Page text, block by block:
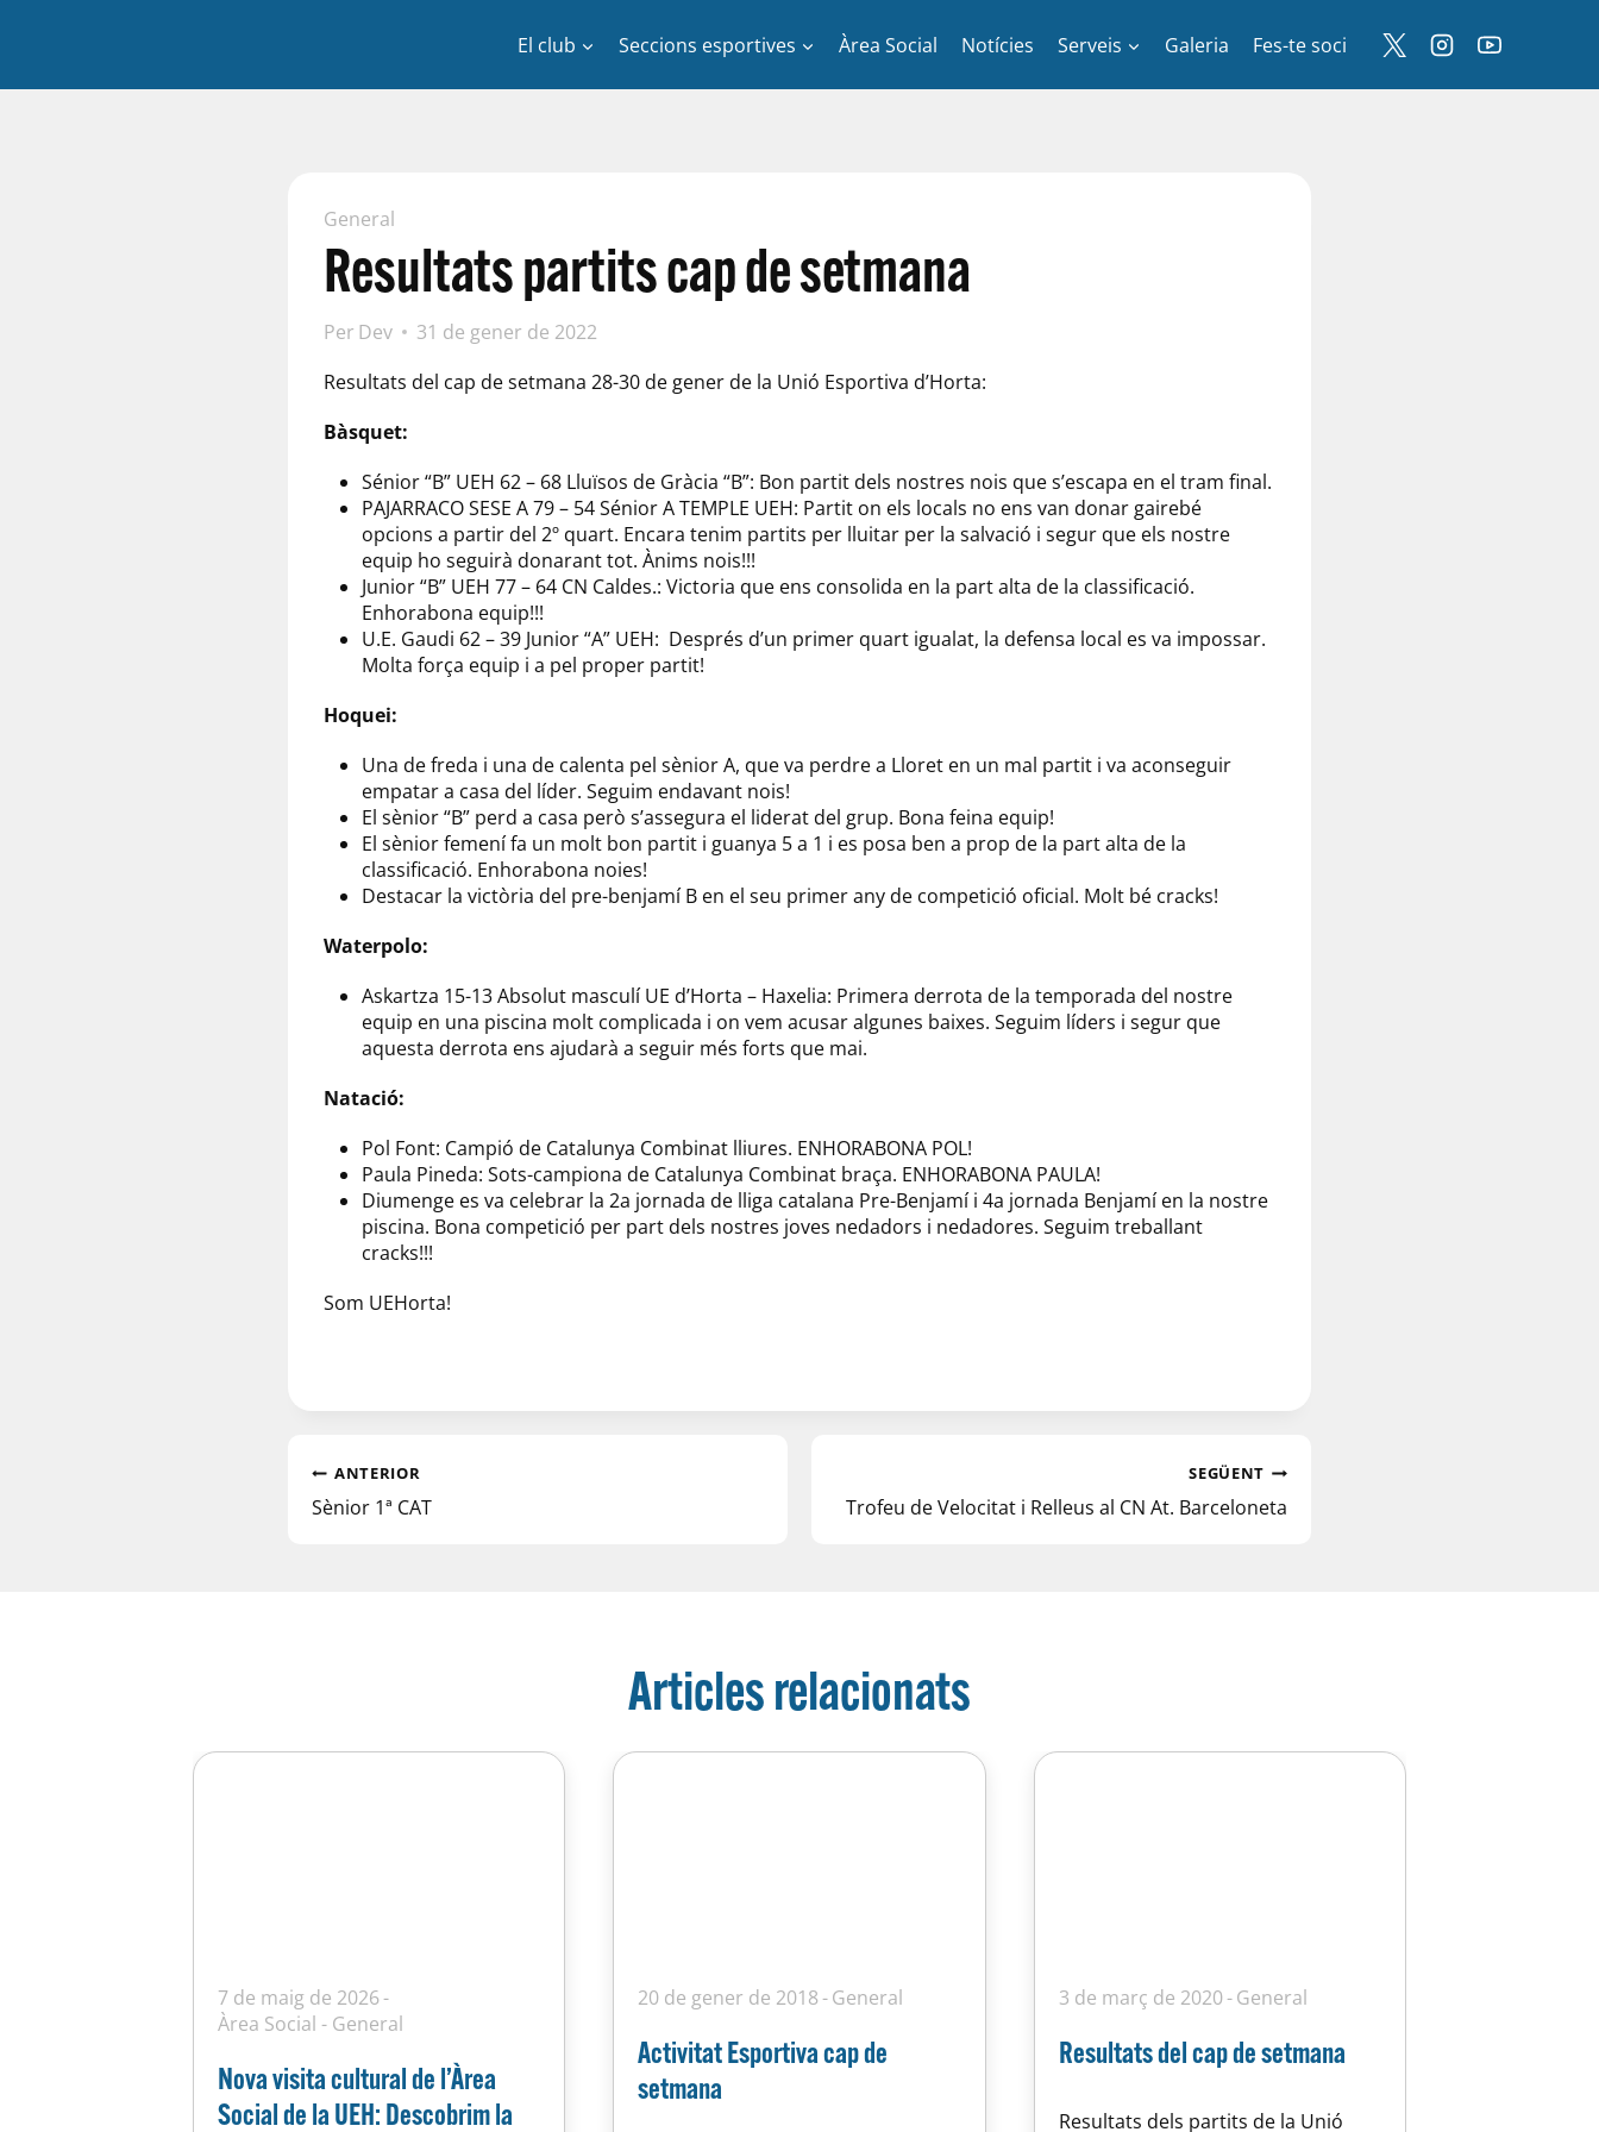
El club Seccions esportives Àrea Social Notícies Serveis Galeria Fes-te soci
General
Resultats partits cap de setmana
Per Dev
31 de gener de 2022
Resultats del cap de setmana 28-30 de gener de la Unió Esportiva d’Horta:
Bàsquet:
Sénior “B” UEH 62 – 68 Lluïsos de Gràcia “B”: Bon partit dels nostres nois que s’escapa en el tram final.
PAJARRACO SESE A 79 – 54 Sénior A TEMPLE UEH: Partit on els locals no ens van donar gairebé
opcions a partir del 2º quart. Encara tenim partits per lluitar per la salvació i segur que els nostre
equip ho seguirà donarant tot. Ànims nois!!!
Junior “B” UEH 77 – 64 CN Caldes.: Victoria que ens consolida en la part alta de la classificació.
Enhorabona equip!!!
U.E. Gaudi 62 – 39 Junior “A” UEH: Després d’un primer quart igualat, la defensa local es va impossar.
Molta força equip i a pel proper partit!
Hoquei:
Una de freda i una de calenta pel sènior A, que va perdre a Lloret en un mal partit i va aconseguir
empatar a casa del líder. Seguim endavant nois!
El sènior “B” perd a casa però s’assegura el liderat del grup. Bona feina equip!
El sènior femení fa un molt bon partit i guanya 5 a 1 i es posa ben a prop de la part alta de la
classificació. Enhorabona noies!
Destacar la victòria del pre-benjamí B en el seu primer any de competició oficial. Molt bé cracks!
Waterpolo:
Askartza 15-13 Absolut masculí UE d’Horta – Haxelia: Primera derrota de la temporada del nostre
equip en una piscina molt complicada i on vem acusar algunes baixes. Seguim líders i segur que
aquesta derrota ens ajudarà a seguir més forts que mai.
Natació:
Pol Font: Campió de Catalunya Combinat lliures. ENHORABONA POL!
Paula Pineda: Sots-campiona de Catalunya Combinat braça. ENHORABONA PAULA!
Diumenge es va celebrar la 2a jornada de lliga catalana Pre-Benjamí i 4a jornada Benjamí en la nostre
piscina. Bona competició per part dels nostres joves nedadors i nedadores. Seguim treballant
cracks!!!
Som UEHorta!
ANTERIOR
Sènior 1ª CAT
SEGÜENT
Trofeu de Velocitat i Relleus al CN At. Barceloneta
Articles relacionats
7 de maig de 2026
Àrea Social - General
Nova visita cultural de l’Àrea
Social de la UEH: Descobrim la
20 de gener de 2018 General
Activitat Esportiva cap de
setmana
3 de març de 2020 General
Resultats del cap de setmana
Resultats dels partits de la Unió